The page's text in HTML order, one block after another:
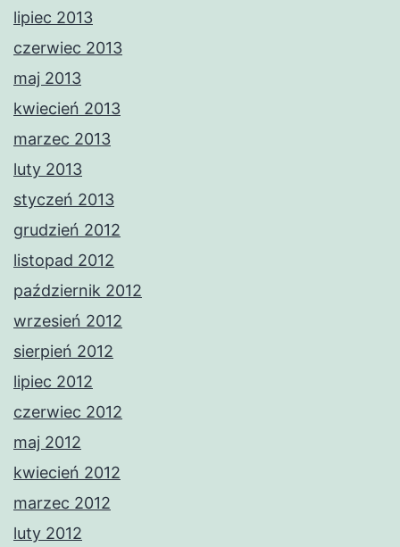
lipiec 2013
czerwiec 2013
maj 2013
kwiecień 2013
marzec 2013
luty 2013
styczeń 2013
grudzień 2012
listopad 2012
październik 2012
wrzesień 2012
sierpień 2012
lipiec 2012
czerwiec 2012
maj 2012
kwiecień 2012
marzec 2012
luty 2012